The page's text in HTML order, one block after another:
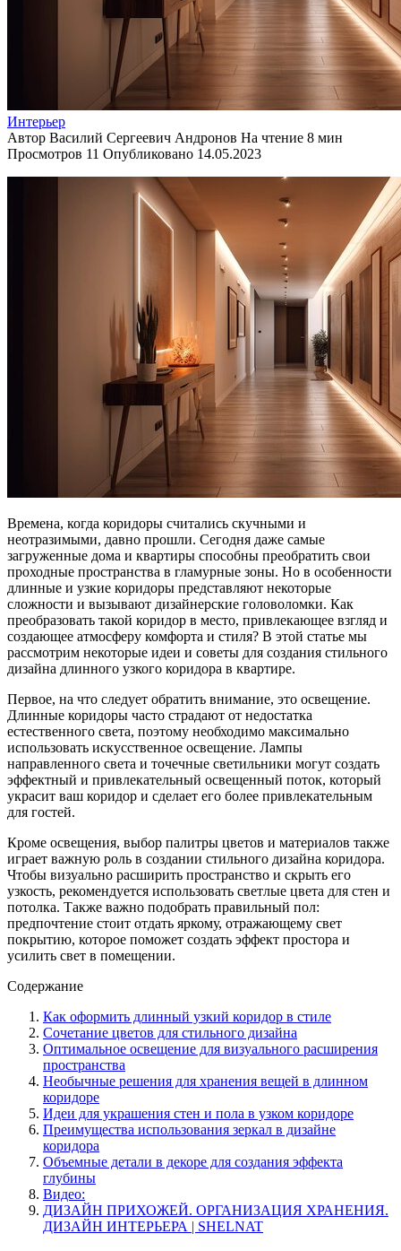
Интерьер
Автор Василий Сергеевич Андронов На чтение 8 мин
Просмотров 11 Опубликовано 14.05.2023
Времена, когда коридоры считались скучными и
неотразимыми, давно прошли. Сегодня даже самые
загруженные дома и квартиры способны преобратить свои
проходные пространства в гламурные зоны. Но в особенности
длинные и узкие коридоры представляют некоторые
сложности и вызывают дизайнерские головоломки. Как
преобразовать такой коридор в место, привлекающее взгляд и
создающее атмосферу комфорта и стиля? В этой статье мы
рассмотрим некоторые идеи и советы для создания стильного
дизайна длинного узкого коридора в квартире.
Первое, на что следует обратить внимание, это освещение.
Длинные коридоры часто страдают от недостатка
естественного света, поэтому необходимо максимально
использовать искусственное освещение. Лампы
направленного света и точечные светильники могут создать
эффектный и привлекательный освещенный поток, который
украсит ваш коридор и сделает его более привлекательным
для гостей.
Кроме освещения, выбор палитры цветов и материалов также
играет важную роль в создании стильного дизайна коридора.
Чтобы визуально расширить пространство и скрыть его
узкость, рекомендуется использовать светлые цвета для стен и
потолка. Также важно подобрать правильный пол:
предпочтение стоит отдать яркому, отражающему свет
покрытию, которое поможет создать эффект простора и
усилить свет в помещении.
Содержание
Как оформить длинный узкий коридор в стиле
Сочетание цветов для стильного дизайна
Оптимальное освещение для визуального расширения
пространства
Необычные решения для хранения вещей в длинном
коридоре
Идеи для украшения стен и пола в узком коридоре
Преимущества использования зеркал в дизайне
коридора
Объемные детали в декоре для создания эффекта
глубины
Видео:
ДИЗАЙН ПРИХОЖЕЙ. ОРГАНИЗАЦИЯ ХРАНЕНИЯ.
ДИЗАЙН ИНТЕРЬЕРА | SHELNAT